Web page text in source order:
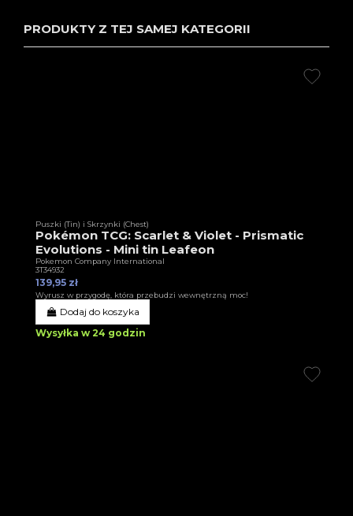
PRODUKTY Z TEJ SAMEJ KATEGORII
Puszki (Tin) i Skrzynki (Chest)
Pokémon TCG: Scarlet & Violet - Prismatic
Evolutions - Mini tin Leafeon
Pokemon Company International
3T34932
139,95 zł
Wyrusz w przygodę, która przebudzi wewnętrzną moc!
Dodaj do koszyka
Wysyłka w 24 godzin